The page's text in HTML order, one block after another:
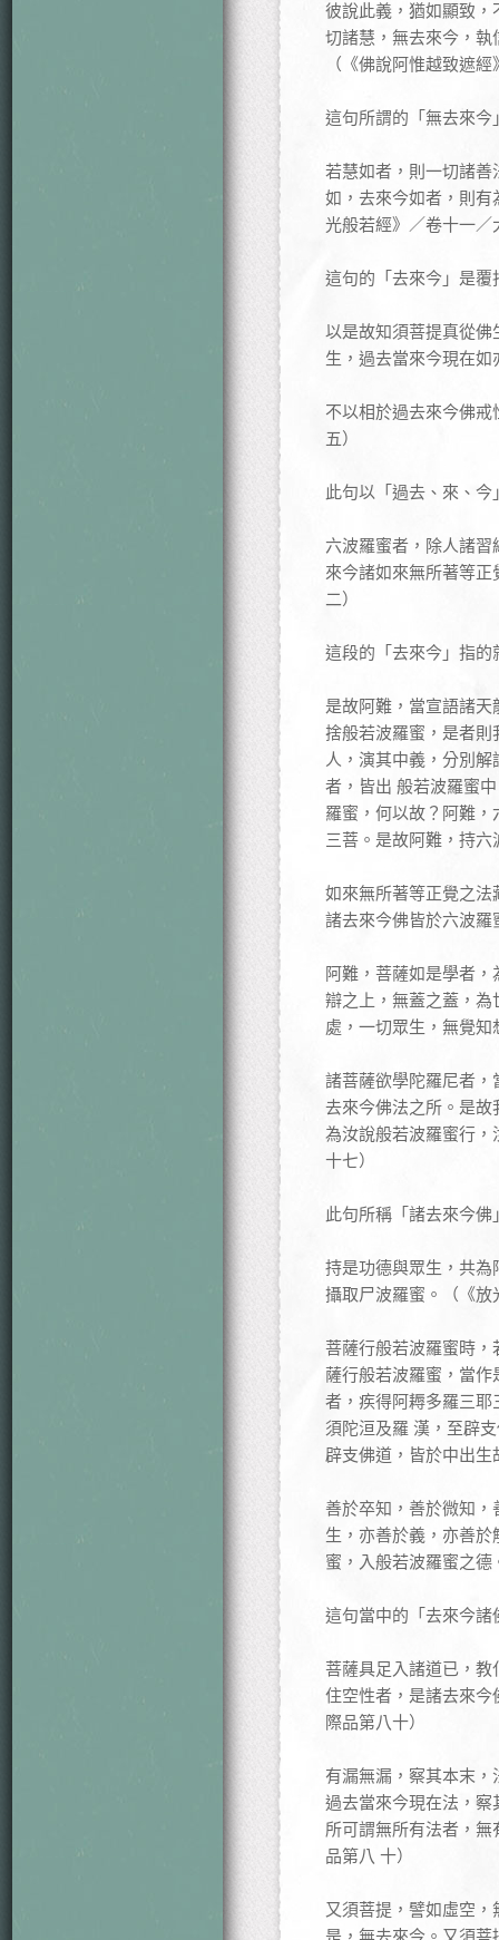
彼說此義，猶如顯致
切諸慧，無去來今，
（《佛說阿惟越致遮
這句所謂的「無去來
若慧如者，則一切諸
如，去來今如者，則
光般若經》／卷十一／
這句的「去來今」是
以是故知須菩提真從
生，過去當來今現在
不以相於過去來今佛
五）
此句以「過去、來、今
六波羅蜜者，除人諸
來今諸如來無所著等
二）
這段的「去來今」指
是故阿難，當宣語諸
捨般若波羅蜜，是者
人，演其中義，分別
者，皆出 般若波羅蜜
羅蜜，何以故？阿難
三菩。是故阿難，持
如來無所著等正覺之
諸去來今佛皆於六波
阿難，菩薩如是學者
辯之上，無蓋之蓋，
處，一切眾生，無覺
諸菩薩欲學陀羅尼者
去來今佛法之所。是
為汝說般若波羅蜜行
十七）
此句所稱「諸去來今
持是功德與眾生，共
攝取尸波羅蜜。（《
菩薩行般若波羅蜜時
薩行般若波羅蜜，當
者，疾得阿耨多羅三
須陀洹及羅 漢，至辟
辟支佛道，皆於中出
善於卒知，善於微知
生，亦善於義，亦善
蜜，入般若波羅蜜之
這句當中的「去來今
菩薩具足入諸道已，
住空性者，是諸去來
際品第八十）
有漏無漏，察其本末
過去當來今現在法，
所可謂無所有法者，
品第八 十）
又須菩提，譬如虛空
是，無去來今。又須